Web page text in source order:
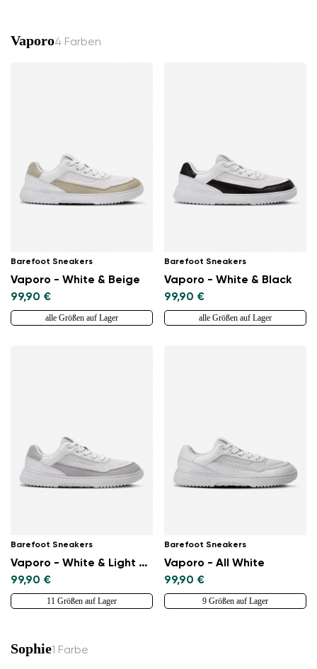
Vaporo4 Farben
Barefoot Sneakers
Vaporo - White & Beige
99,90 €
alle Größen auf Lager
Barefoot Sneakers
Vaporo - White & Black
99,90 €
alle Größen auf Lager
Barefoot Sneakers
Vaporo - White & Light Grey
99,90 €
11 Größen auf Lager
Barefoot Sneakers
Vaporo - All White
99,90 €
9 Größen auf Lager
Sophie1 Farbe